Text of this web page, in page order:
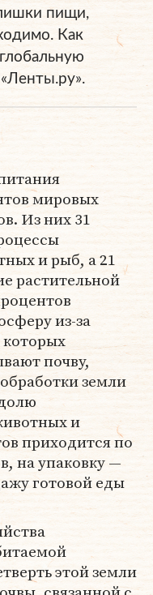
пищи,
Как
мировых
Из них 31
и рыб, а 21
растительной
из-за
почву,
земли
и
приходится по
на упаковку —
готовой еды
этой земли